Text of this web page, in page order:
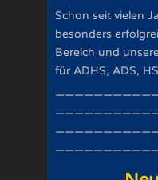
Schon seit vielen
besonders
Bereich und
für ADHS, ADS,